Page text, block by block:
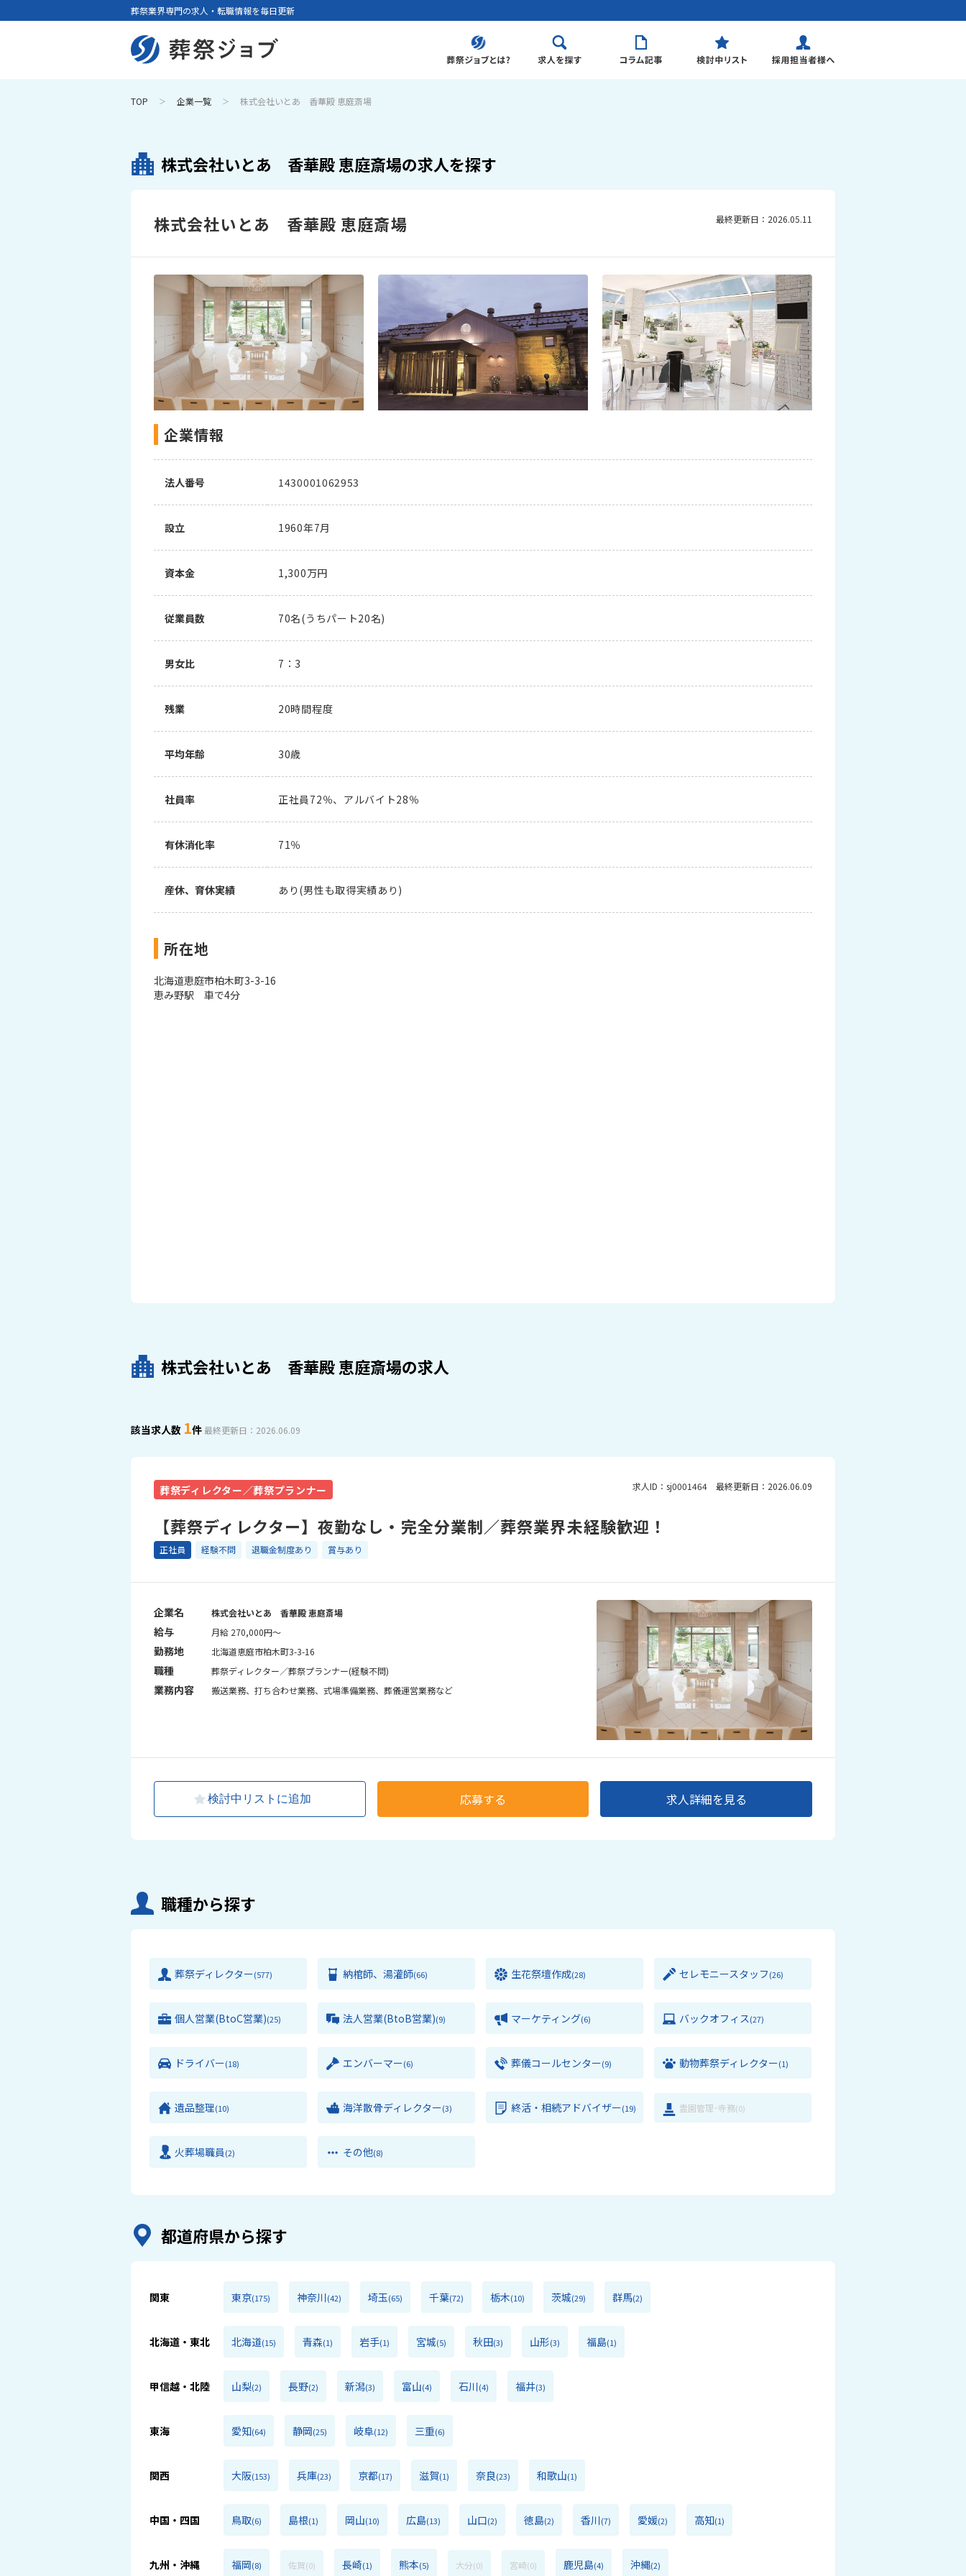
葬祭業界専門の求人・転職情報を毎日更新
TOP 企業一覧 株式会社いとあ 香華殿 恵庭斎場
株式会社いとあ 香華殿 恵庭斎場の求人を探す
株式会社いとあ 香華殿 恵庭斎場 最終更新日：2026.05.11
企業情報
法人番号 1430001062953
設立 1960年7月
資本金 1,300万円
従業員数 70名(うちパート20名)
男女比 7：3
残業 20時間程度
平均年齢 30歳
社員率 正社員72％、アルバイト28％
有休消化率 71％
産休、育休実績 あり(男性も取得実績あり)
所在地
北海道恵庭市柏木町3-3-16
恵み野駅 車で4分
株式会社いとあ 香華殿 恵庭斎場の求人
該当求人数 1件 最終更新日：2026.06.09
葬祭ディレクター／葬祭プランナー 求人ID：sj0001464 最終更新日：2026.06.09
【葬祭ディレクター】夜勤なし・完全分業制／葬祭業界未経験歓迎！
正社員 経験不問 退職金制度あり 賞与あり
企業名 株式会社いとあ 香華殿 恵庭斎場
給与 月給 270,000円～
勤務地 北海道恵庭市柏木町3-3-16
職種 葬祭ディレクター／葬祭プランナー(経験不問)
業務内容 搬送業務、打ち合わせ業務、式場準備業務、葬儀運営業務など
検討中リストに追加 応募する 求人詳細を見る
職種から探す
葬祭ディレクター(577) 納棺師、湯灌師(66) 生花祭壇作成(28) セレモニースタッフ(26)
個人営業(BtoC営業)(25) 法人営業(BtoB営業)(9) マーケティング(6) バックオフィス(27)
ドライバー(18) エンバーマー(6) 葬儀コールセンター(9) 動物葬祭ディレクター(1)
遺品整理(10) 海洋散骨ディレクター(3) 終活・相続アドバイザー(19) 霊園管理･寺務(0)
火葬場職員(2) その他(8)
都道府県から探す
関東 東京(175) 神奈川(42) 埼玉(65) 千葉(72) 栃木(10) 茨城(29) 群馬(2)
北海道・東北 北海道(15) 青森(1) 岩手(1) 宮城(5) 秋田(3) 山形(3) 福島(1)
甲信越・北陸 山梨(2) 長野(2) 新潟(3) 富山(4) 石川(4) 福井(3)
東海 愛知(64) 静岡(25) 岐阜(12) 三重(6)
関西 大阪(153) 兵庫(23) 京都(17) 滋賀(1) 奈良(23) 和歌山(1)
中国・四国 鳥取(6) 島根(1) 岡山(10) 広島(13) 山口(2) 徳島(2) 香川(7) 愛媛(2) 高知(1)
九州・沖縄 福岡(8) 佐賀(0) 長崎(1) 熊本(5) 大分(0) 宮崎(0) 鹿児島(4) 沖縄(2)